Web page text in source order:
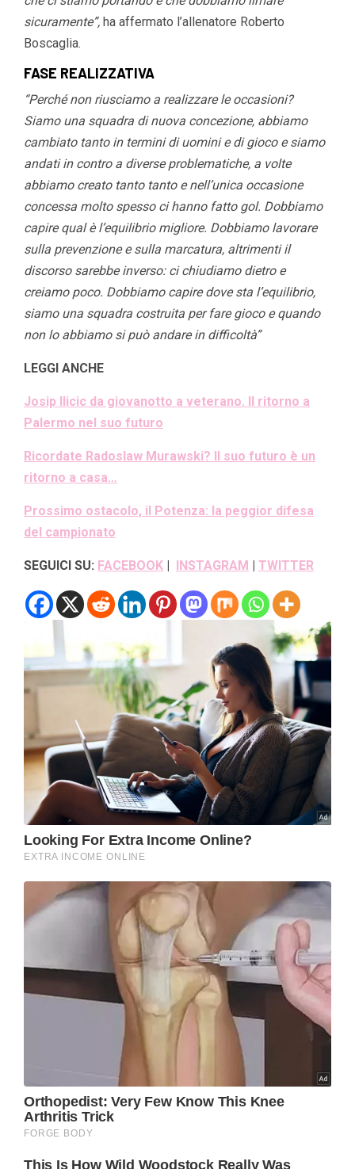
sicuramente”, ha affermato l’allenatore Roberto
Boscaglia.
FASE REALIZZATIVA
“Perché non riusciamo a realizzare le occasioni?
Siamo una squadra di nuova concezione, abbiamo
cambiato tanto in termini di uomini e di gioco e siamo
andati in contro a diverse problematiche, a volte
abbiamo creato tanto tanto e nell’unica occasione
concessa molto spesso ci hanno fatto gol. Dobbiamo
capire qual è l’equilibrio migliore. Dobbiamo lavorare
sulla prevenzione e sulla marcatura, altrimenti il
discorso sarebbe inverso: ci chiudiamo dietro e
creiamo poco. Dobbiamo capire dove sta l’equilibrio,
siamo una squadra costruita per fare gioco e quando
non lo abbiamo si può andare in difficoltà”
LEGGI ANCHE
Josip Ilicic da giovanotto a veterano. Il ritorno a
Palermo nel suo futuro
Ricordate Radoslaw Murawski? Il suo futuro è un
ritorno a casa…
Prossimo ostacolo, il Potenza: la peggior difesa
del campionato
SEGUICI SU: FACEBOOK INSTAGRAM TWITTER